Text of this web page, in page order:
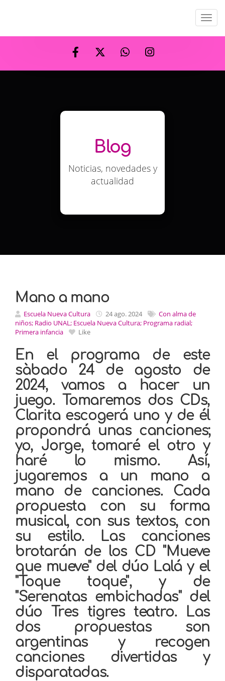
Menu
Blog
Noticias, novedades y
actualidad
Mano a mano
Escuela Nueva Cultura 24 ago. 2024
Con alma de
niños; Radio UNAL; Escuela Nueva Cultura; Programa radial;
Primera infancia
Like
En el programa de este
sàbado 24 de agosto de
2024, vamos a hacer un
juego. Tomaremos dos CDs,
Clarita escogerá uno y de él
propondrá unas canciones;
yo, Jorge, tomaré el otro y
haré lo mismo. Así,
jugaremos a un mano a
mano de canciones. Cada
propuesta con su forma
musical, con sus textos, con
su estilo. Las canciones
brotarán de los CD "Mueve
que mueve" del dúo Lalá y el
"Toque toque", y de
"Serenatas embichadas" del
dúo Tres tigres teatro. Las
dos propuestas son
argentinas y recogen
canciones divertidas y
disparatadas.